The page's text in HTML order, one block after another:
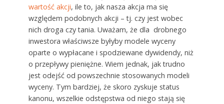
wartość akcji, ile to, jak nasza akcja ma się
względem podobnych akcji – tj. czy jest wobec
nich droga czy tania. Uważam, że dla drobnego
inwestora właściwsze byłyby modele wyceny
oparte o wypłacane i spodziewane dywidendy, niż
o przepływy pieniężne. Wiem jednak, jak trudno
jest odejść od powszechnie stosowanych modeli
wyceny. Tym bardziej, że skoro zyskuje status
kanonu, wszelkie odstępstwa od niego stają się